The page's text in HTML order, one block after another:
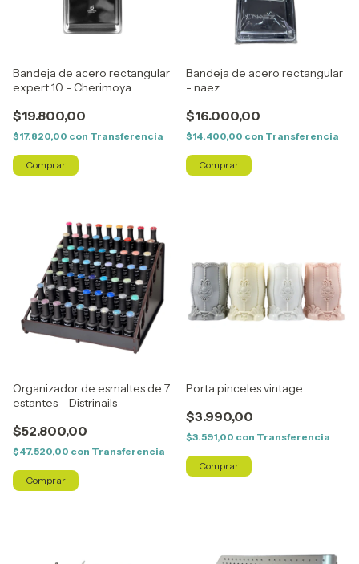
Bandeja de acero rectangular
expert 10 - Cherimoya
$19.800,00
$17.820,00 con Transferencia
Bandeja de acero rectangular
- naez
$16.000,00
$14.400,00 con Transferencia
Organizador de esmaltes de 7
estantes – Distrinails
$52.800,00
$47.520,00 con Transferencia
Porta pinceles vintage
$3.990,00
$3.591,00 con Transferencia